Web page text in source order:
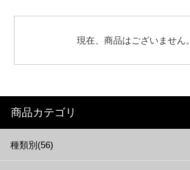
現在、商品はございません。
商品カテゴリ
種類別(56)